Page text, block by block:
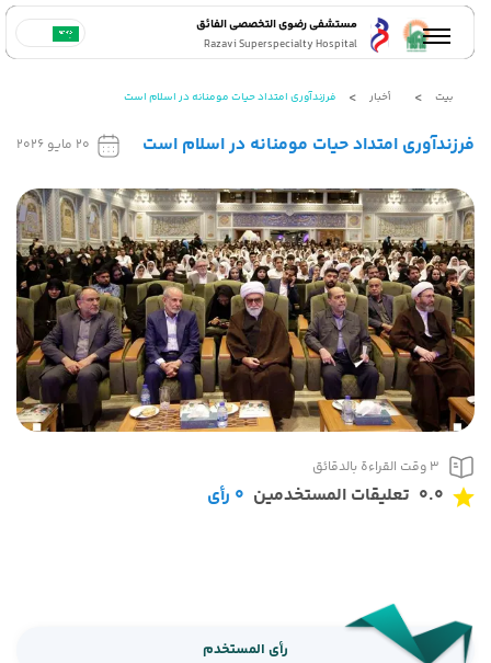
مستشفى رضوي التخصصي الفائق
Razavi Superspecialty Hospital
بيت أخبار فرزندآوری امتداد حیات مومنانه در اسلام است
فرزندآوری امتداد حیات مومنانه در اسلام است 20 مايو 2026
0.0 تعليقات المستخدمين 0 رأي
رأي المستخدم